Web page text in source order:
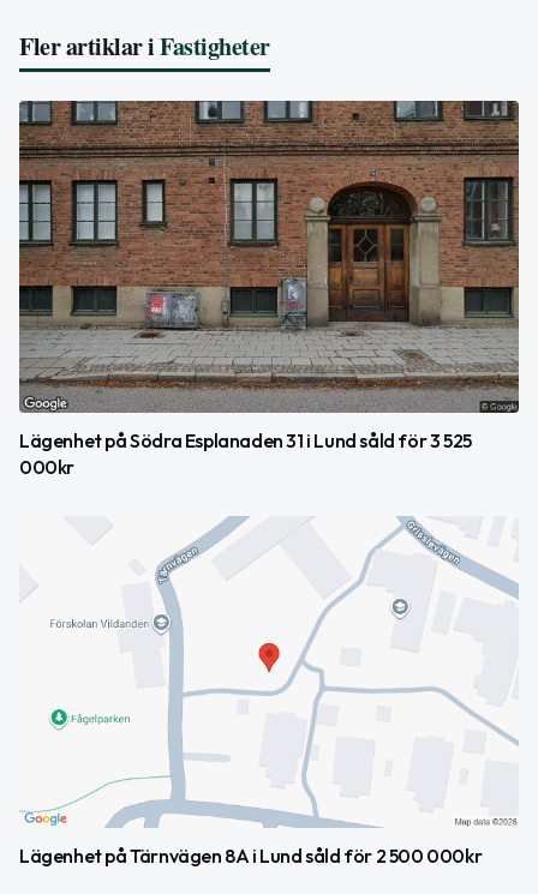
Fler artiklar iFastigheter
Lägenhet på Södra Esplanaden 31 i Lund såld för 3 525
000kr
Lägenhet på Tärnvägen 8A i Lund såld för 2 500 000kr